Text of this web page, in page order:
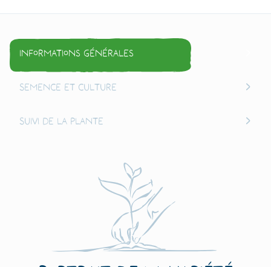
Informations générales
Semence et culture
Suivi de la plante